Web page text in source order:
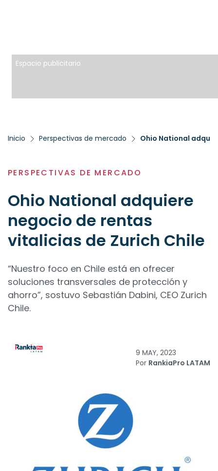
Espacio publicitario
Inicio Perspectivas de mercado Ohio National
PERSPECTIVAS DE MERCADO
Ohio National adquiere
negocio de rentas
vitalicias de Zurich Chile
“Nuestro foco en Chile está en ofrecer
soluciones transversales de protección y
ahorro”, sostuvo Sebastián Dabini, CEO Zurich
Chile.
9 MAY, 2023
Por RankiaPro LATAM